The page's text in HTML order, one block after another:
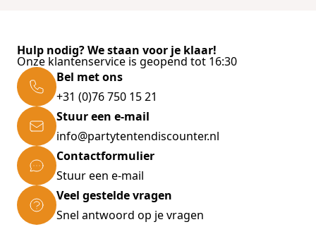
Hulp nodig? We staan voor je klaar!
Onze klantenservice is geopend tot 16:30
Bel met ons
+31 (0)76 750 15 21
Stuur een e-mail
info@partytentendiscounter.nl
Contactformulier
Stuur een e-mail
Veel gestelde vragen
Snel antwoord op je vragen